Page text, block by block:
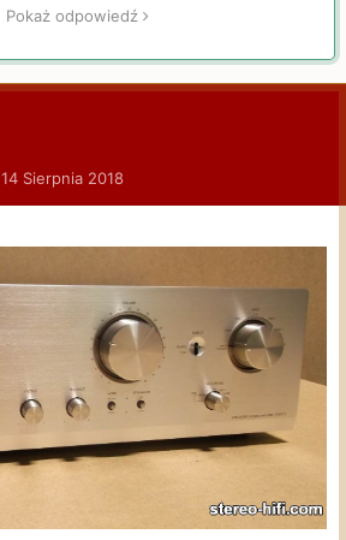
Pokaż odpowiedź
14 Sierpnia 2018